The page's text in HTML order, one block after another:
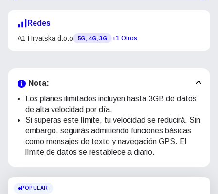
Redes
A1 Hrvatska d.o.o 5G, 4G, 3G +1 Otros
Nota:
Los planes ilimitados incluyen hasta 3GB de datos
de alta velocidad por día.
Si superas este límite, tu velocidad se reducirá. Sin
embargo, seguirás admitiendo funciones básicas
como mensajes de texto y navegación GPS. El
límite de datos se restablece a diario.
POPULAR